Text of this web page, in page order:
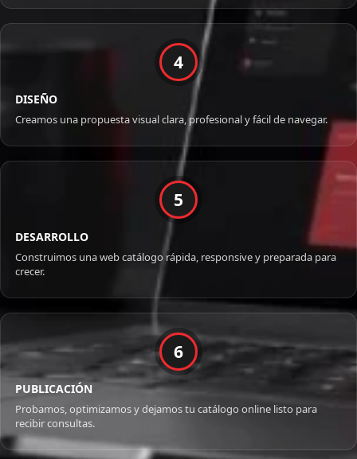
4
DISEÑO
Creamos una propuesta visual clara, profesional y fácil de navegar.
5
DESARROLLO
Construimos una web catálogo rápida, responsive y preparada para
crecer.
6
PUBLICACIÓN
Probamos, optimizamos y dejamos tu catálogo online listo para
recibir consultas.